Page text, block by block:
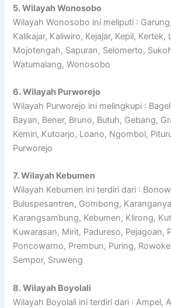
5. Wilayah Wonosobo
Wilayah Wonosobo ini meliputi :
Kalikajar, Kaliwiro, Kejajar, Kepil, Kertek,
Mojotengah, Sapuran, Selomerto,
Watumalang, Wonosobo
6. Wilayah Purworejo
Wilayah Purworejo ini melingkupi :
Bayan, Bener, Bruno, Butuh, Gebang,
Kemiri, Kutoarjo, Loano, Ngombol,
Purworejo
7. Wilayah Kebumen
Wilayah Kebumen ini terdiri dari :
Buluspesantren, Gombong,
Karangsambung, Kebumen, Klirong,
Kuwarasan, Mirit, Padureso, Pejagoan,
Poncowarno, Prembun, Puring,
Sempor, Sruweng
8. Wilayah Boyolali
Wilayah Boyolali ini terdiri dari : Ampel,